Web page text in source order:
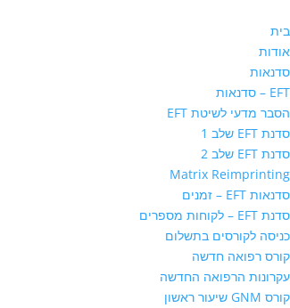
בית
אודות
סדנאות
EFT – סדנאות
הסבר מדעי לשיטת EFT
סדנת EFT שלב 1
סדנת EFT שלב 2
Matrix Reimprinting
סדנאות EFT – זמנים
סדנת EFT – לקוחות מספרים
כניסה לקורסים בתשלום
קורס רפואה חדשה
עקרונות הרפואה החדשה
קורס GNM שיעור ראשון